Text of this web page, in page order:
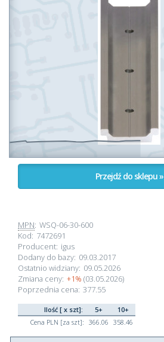
Przejdź do sklepu »
MPN: WSQ-06-30-600
Kod: 7472691
Producent: igus
Dodany do bazy: 09.03.2017
Ostatnio widziany: 09.05.2026
Zmiana ceny: +1% (03.05.2026)
Poprzednia cena: 377.55
Ilość [ x szt]: 5+
10+
Cena PLN [za szt]: 366.06 358.46